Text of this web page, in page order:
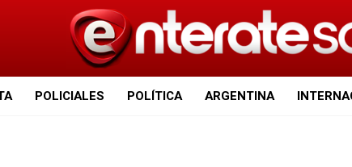
POLICIALES POLÍTICA ARGENTINA